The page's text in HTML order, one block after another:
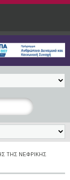
ΤΗΣ ΝΕΦΡΙΚΉΣ